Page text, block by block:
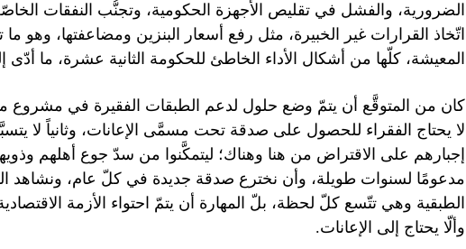
الضرورية، والفشل في تقليص الأجهزة الحكومية، وتجنُّب النفقات
اتّخاذ القرارات غير الخبيرة، مثل رفع أسعار البنزين ومضاعفتها،
المعيشة، كلّها من أشكال الأداء الخاطئ للحكومة الثانية عشرة، ما أدّى
كان من المتوقَّع أن يتمّ وضع حلول لدعم الطبقات الفقيرة في مشروع
لا يحتاج الفقراء للحصول على صدقة تحت مسمَّى الإعانات، وثانياً لا
إجبارهم على الاقتراض من هنا وهناك؛ ليتمكَّنوا من سدّ جوع أهلهم
مدعومًا لسنوات طويلة، وأن نخترع صدقة جديدة في كلّ عام، ونشاهد
الطبقية وهي تتّسع كلّ لحظة، بلّ المهارة أن يتمّ احتواء الأزمة
وألّا يحتاج إلى الإعانات.